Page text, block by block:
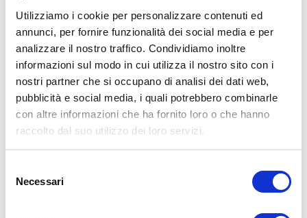
Utilizziamo i cookie per personalizzare contenuti ed
annunci, per fornire funzionalità dei social media e per
analizzare il nostro traffico. Condividiamo inoltre
informazioni sul modo in cui utilizza il nostro sito con i
nostri partner che si occupano di analisi dei dati web,
pubblicità e social media, i quali potrebbero combinarle
con altre informazioni che ha fornito loro o che hanno
raccolto dal suo utilizzo dei loro servizi.
delNecessari
Panoramica
COPERCHIO:è più pesante rispetto alla maggior parte
dei coperchi classici, si adatta perfettamente al bordo
del contenitore e lo sigilla ermeticamente con un
anello d’acqua, permettendo così un ciclo di cottura
chiuso e circolare grazie al quale gli alimenti
conservano le loro proprietà nutritive. Il coperchio
Zepter può essere appoggiato sulle maniglie brevettate
Zepter, risparmiando spazio sul piano di lavoro.